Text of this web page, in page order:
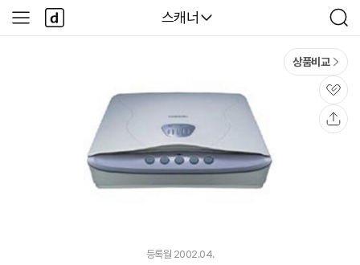
다나와
스캐너
검
색
사
이
다
나
와
상품비교
관
심
등록월 2002.04.